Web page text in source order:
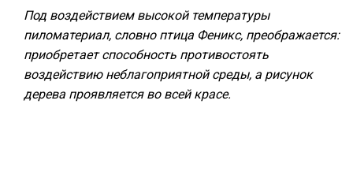
СУШКА ДРЕВЕСИНЫ
МЕБЕЛЬНОЕ ПРОИЗВОДСТВО
Под воздействием высокой температуры
пиломатериал, словно птица Феникс, преображается:
приобретает способность противостоять
воздействию неблагоприятной среды, а рисунок
дерева проявляется во всей красе.